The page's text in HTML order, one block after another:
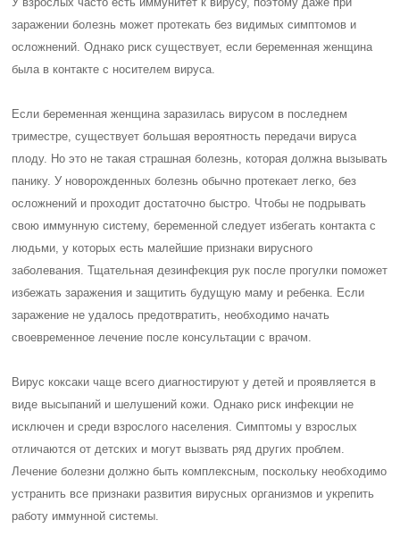
заражении болезнь может протекать без видимых симптомов и
осложнений. Однако риск существует, если беременная женщина
была в контакте с носителем вируса.
Если беременная женщина заразилась вирусом в последнем
триместре, существует большая вероятность передачи вируса
плоду. Но это не такая страшная болезнь, которая должна вызывать
панику. У новорожденных болезнь обычно протекает легко, без
осложнений и проходит достаточно быстро. Чтобы не подрывать
свою иммунную систему, беременной следует избегать контакта с
людьми, у которых есть малейшие признаки вирусного
заболевания. Тщательная дезинфекция рук после прогулки поможет
избежать заражения и защитить будущую маму и ребенка. Если
заражение не удалось предотвратить, необходимо начать
своевременное лечение после консультации с врачом.
Вирус коксаки чаще всего диагностируют у детей и проявляется в
виде высыпаний и шелушений кожи. Однако риск инфекции не
исключен и среди взрослого населения. Симптомы у взрослых
отличаются от детских и могут вызвать ряд других проблем.
Лечение болезни должно быть комплексным, поскольку необходимо
устранить все признаки развития вирусных организмов и укрепить
работу иммунной системы.